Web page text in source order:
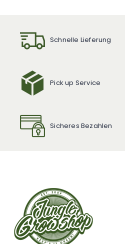
Schnelle Lieferung
Pick up Service
Sicheres Bezahlen